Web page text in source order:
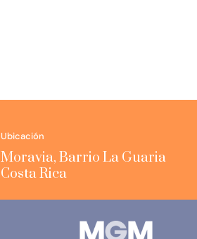
Ubicación
Moravia, Barrio La Guaria
Costa Rica